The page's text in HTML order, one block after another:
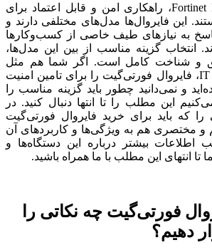
Fortinet، راهکاری امن و قابل اعتماد برای
این فایروال‌ها مدل‌های مختلفی دارند و
به نیازهای طیف خاصی از کسب‌وکارها
انتخاب گزینه مناسب از بین این مدل‌ها،
و شناخت کامل است. اگر شما هم مثل
IT، فایروال فورتی‌گیت را برای تامین امنیت
و نمی‌دانید چطور باید گزینه مناسب را
این مطلب را تا انتها دنبال کنید. در
را که باید برای خرید فایروال فورتی‌گیت
و مختصری هم به ویژگی‌ها و کاربردهای آن
اطلاعات بیشتر درباره این دستگاه‌ها و
تا انتهای این مطلب با ما همراه باشید.
فورتی‌گیت چه نکاتی را
دهیم؟